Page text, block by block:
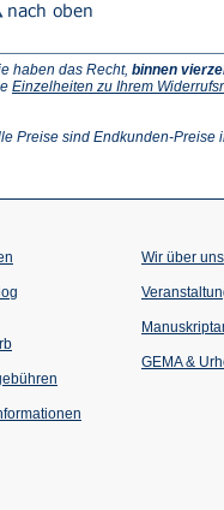
haben das Recht, binnen
Einzelheiten zu Ihrem
Preise sind Endkunden-Preise
Wir über uns
GEMA &